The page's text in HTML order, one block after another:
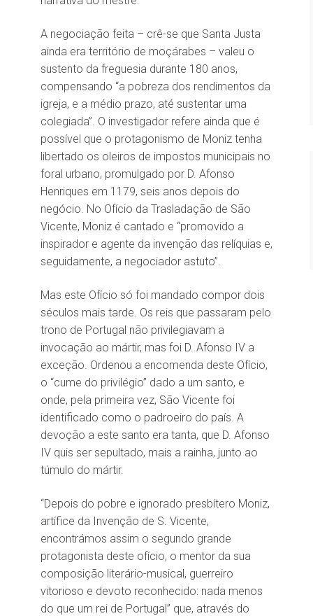
A negociação feita – crê-se que Santa Justa
ainda era território de moçárabes – valeu o
sustento da freguesia durante 180 anos,
compensando “a pobreza dos rendimentos da
igreja, e a médio prazo, até sustentar uma
colegiada”. O investigador refere ainda que é
possível que o protagonismo de Moniz tenha
libertado os oleiros de impostos municipais no
foral urbano, promulgado por D. Afonso
Henriques em 1179, seis anos depois do
negócio. No Ofício da Trasladação de São
Vicente, Moniz é cantado e “promovido a
inspirador e agente da invenção das relíquias e,
seguidamente, a negociador astuto”.
Mas este Ofício só foi mandado compor dois
séculos mais tarde. Os reis que passaram pelo
trono de Portugal não privilegiavam a
invocação ao mártir, mas foi D. Afonso IV a
exceção. Ordenou a encomenda deste Ofício,
o “cume do privilégio” dado a um santo, e
onde, pela primeira vez, São Vicente foi
identificado como o padroeiro do país. A
devoção a este santo era tanta, que D. Afonso
IV quis ser sepultado, mais a rainha, junto ao
túmulo do mártir.
“Depois do pobre e ignorado presbítero Moniz,
artífice da Invenção de S. Vicente,
encontrámos assim o segundo grande
protagonista deste ofício, o mentor da sua
composição literário-musical, guerreiro
vitorioso e devoto reconhecido: nada menos
do que um rei de Portugal” que, através do